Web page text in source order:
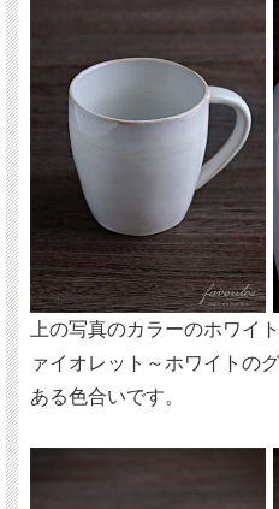
上の写真のカラーのホワイ
ァイオレット～ホワイトの
ある色合いです。